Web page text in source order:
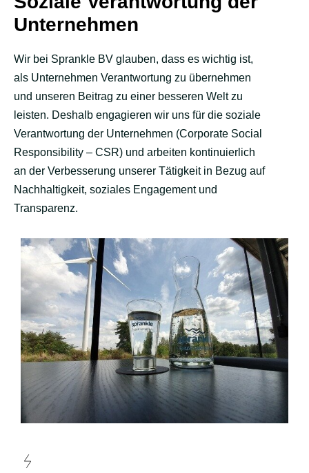
Unternehmen
Wir bei Sprankle BV glauben, dass es wichtig ist,
als Unternehmen Verantwortung zu übernehmen
und unseren Beitrag zu einer besseren Welt zu
leisten. Deshalb engagieren wir uns für die soziale
Verantwortung der Unternehmen (Corporate Social
Responsibility – CSR) und arbeiten kontinuierlich
an der Verbesserung unserer Tätigkeit in Bezug auf
Nachhaltigkeit, soziales Engagement und
Transparenz.